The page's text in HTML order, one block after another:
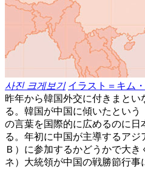
사진 크게보기 イラスト＝キム
昨年から韓国外交に付きまと
る。韓国が中国に傾いたという
の言葉を国際的に広めるのに
る。年初に中国が主導するアジ
Ｂ）に参加するかどうかで大
ネ）大統領が中国の戦勝節行